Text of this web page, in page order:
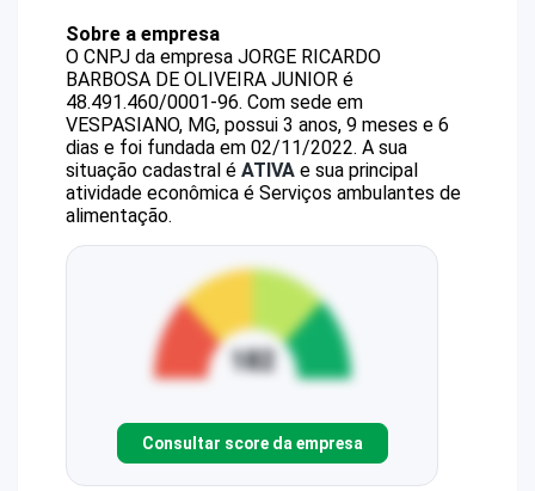
Sobre a empresa
O CNPJ da empresa JORGE RICARDO
BARBOSA DE OLIVEIRA JUNIOR é
48.491.460/0001-96. Com sede em
VESPASIANO, MG, possui 3 anos, 9 meses e 6
dias e foi fundada em 02/11/2022. A sua
situação cadastral é ATIVA e sua principal
atividade econômica é Serviços ambulantes de
alimentação.
Consultar score da empresa